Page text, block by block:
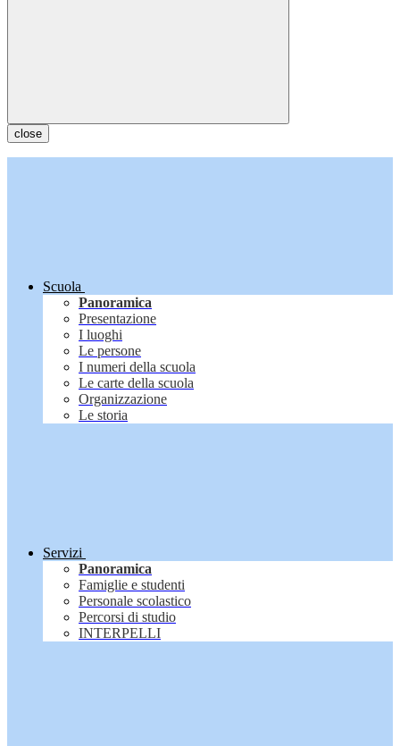
close
Scuola
Panoramica
Presentazione
I luoghi
Le persone
I numeri della scuola
Le carte della scuola
Organizzazione
Le storia
Servizi
Panoramica
Famiglie e studenti
Personale scolastico
Percorsi di studio
INTERPELLI